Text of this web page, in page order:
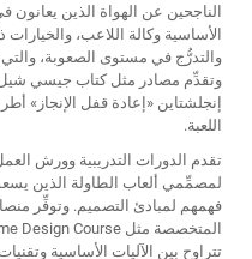
الناجحين عن الهواة الذين
الأساسية وكالة اللاعب،
والتدرُّج في مستوى الصعوبة،
وتقدِّم مصادر مثل كتاب جيسي
إنجلشتاين «إعادة قفل الإنجاز»
اللعبة.
تقدم الدورات التدريبية وورش
لمصمِّمي ألعاب الطاولة الذين
تتراوح بين الآليات الأساسية